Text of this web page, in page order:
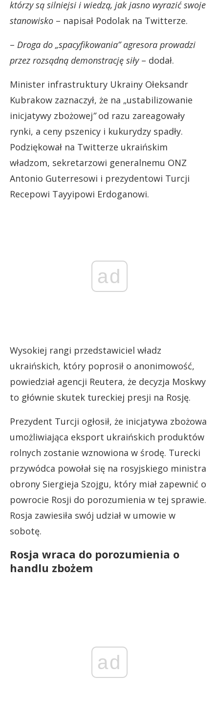
którzy są silniejsi i wiedzą, jak jasno wyrazić swoje
stanowisko – napisał Podolak na Twitterze.
– Droga do „spacyfikowania” agresora prowadzi
przez rozsądną demonstrację siły– dodał.
Minister infrastruktury Ukrainy Ołeksandr
Kubrakow zaznaczył, że na „ustabilizowanie
inicjatywy zbożowej”od razu zareagowały
rynki, a ceny pszenicy i kukurydzy spadły.
Podziękował na Twitterze ukraińskim
władzom, sekretarzowi generalnemu ONZ
Antonio Guterresowi i prezydentowi Turcji
Recepowi Tayyipowi Erdoganowi.
ad
Wysokiej rangi przedstawiciel władz
ukraińskich, który poprosił o anonimowość,
powiedział agencji Reutera, że decyzja Moskwy
to głównie skutek tureckiej presji na Rosję.
Prezydent Turcji ogłosił, że inicjatywa zbożowa
umożliwiająca eksport ukraińskich produktów
rolnych zostanie wznowiona w środę. Turecki
przywódca powołał się na rosyjskiego ministra
obrony Siergieja Szojgu, który miał zapewnić o
powrocie Rosji do porozumienia w tej sprawie.
Rosja zawiesiła swój udział w umowie w
sobotę.
Rosja wraca do porozumienia o
handlu zbożem
ad